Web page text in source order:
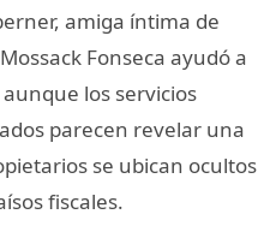
amiga íntima de
Fonseca ayudó a
los servicios
parecen revelar una
se ubican ocultos
fiscales.